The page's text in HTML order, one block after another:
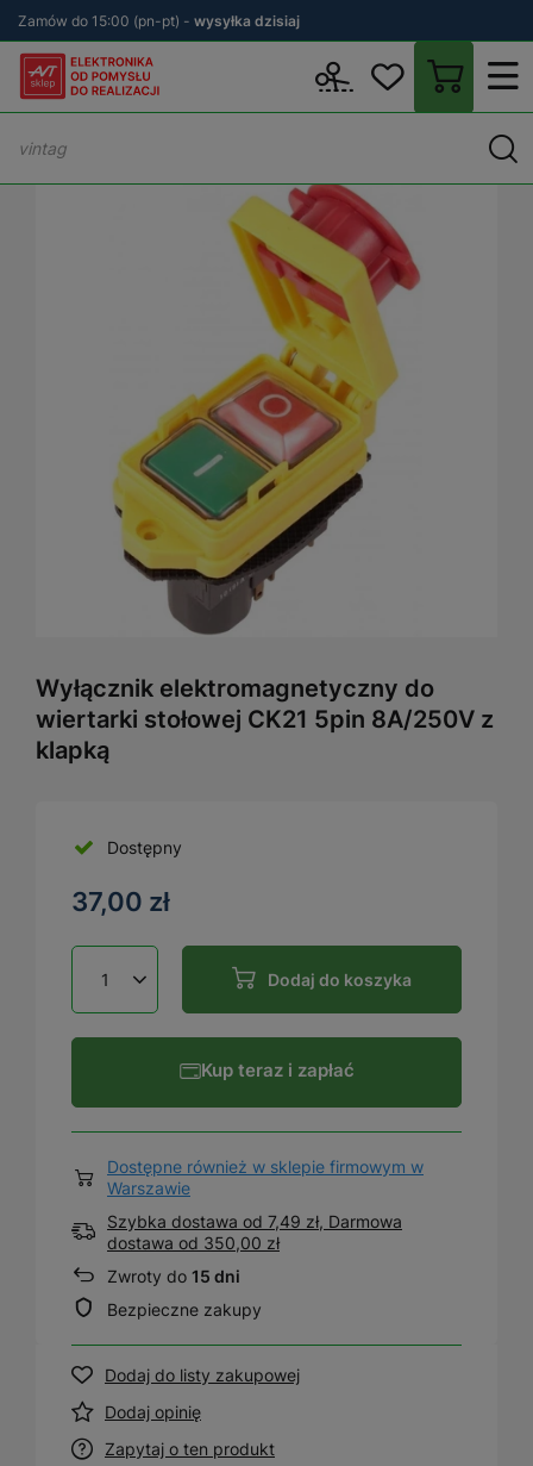
Zamów do 15:00 (pn-pt) - wysyłka dzisiaj
Wyłączniki
Wyłącznik elektromagnetyczny do
wiertarki stołowej CK21 5pin 8A/250V z
klapką
Dostępny
37,00 zł
Dodaj do koszyka
Kup teraz i zapłać
Dostępne również w sklepie firmowym w
Warszawie
Szybka dostawa od 7,49 zł, Darmowa
dostawa od 350,00 zł
Zwroty do 15 dni
Bezpieczne zakupy
Dodaj do listy zakupowej
Dodaj opinię
Zapytaj o ten produkt